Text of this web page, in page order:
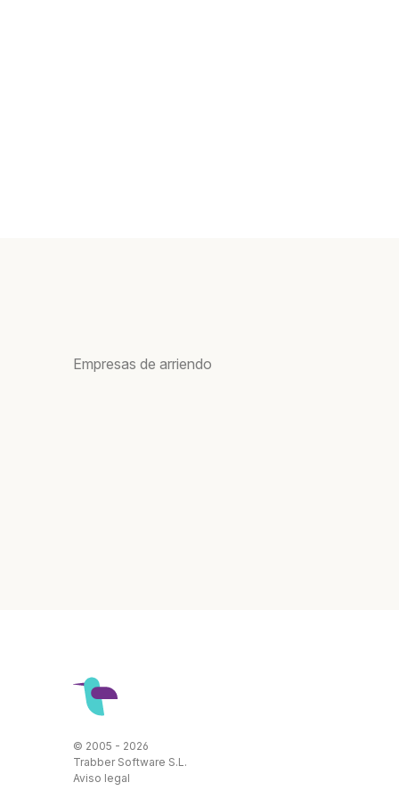
Empresas de arriendo
© 2005 - 2026
Trabber Software S.L.
Aviso legal